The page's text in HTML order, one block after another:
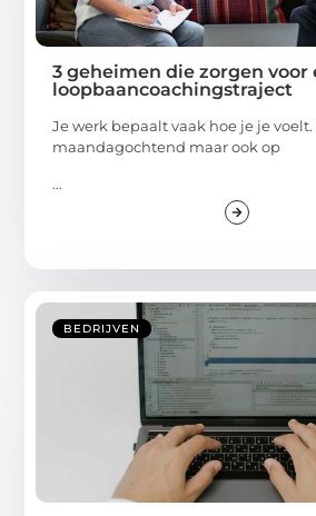
3 geheimen die zorgen voor
loopbaancoachingstraject
Je werk bepaalt vaak hoe je je
maandagochtend maar ook op
...
BEDRIJVEN